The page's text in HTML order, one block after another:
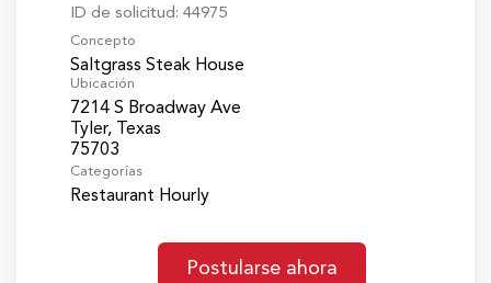
ID de solicitud: 44975
Concepto
Saltgrass Steak House
Ubicación
7214 S Broadway Ave
Tyler, Texas
Categorías
Restaurant Hourly
Postularse ahora